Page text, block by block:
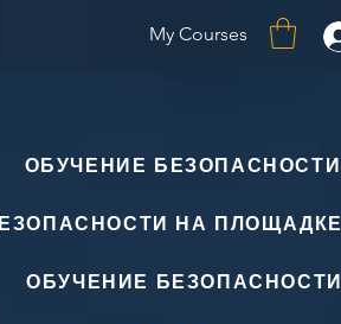
My Courses
ОБУЧЕНИЕ БЕЗОПАСНОСТИ
НА ПЛОЩАДКЕ
ОБУЧЕНИЕ БЕЗОПАСНОСТИ